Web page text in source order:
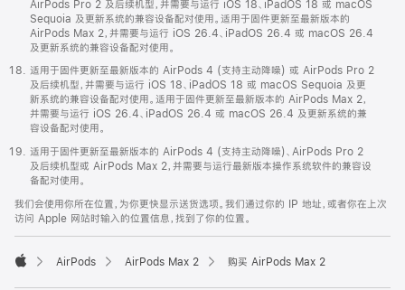
AirPods Pro 2 及后续机型，并需要与运行 iOS 18、iPadOS 18 或 macOS
Sequoia 及更新系统的兼容设备配对使用。适用于固件更新至最新版本的
AirPods Max 2，并需要与运行 iOS 26.4、iPadOS 26.4 或 macOS 26.4
及更新系统的兼容设备配对使用。
适用于固件更新至最新版本的 AirPods 4 (支持主动降噪) 或 AirPods Pro 2
及后续机型，并需要与运行 iOS 18、iPadOS 18 或 macOS Sequoia 及更
新系统的兼容设备配对使用。适用于固件更新至最新版本的 AirPods Max 2，
并需要与运行 iOS 26.4、iPadOS 26.4 或 macOS 26.4 及更新系统的兼
容设备配对使用。
适用于固件更新至最新版本的 AirPods 4 (支持主动降噪)、AirPods Pro 2
及后续机型或 AirPods Max 2，并需要与运行最新版本操作系统软件的兼容设
备配对使用。
我们会使用你所在位置，为你更快显示送货选项。我们通过你的 IP 地址，或者你在上次
访问 Apple 网站时输入的位置信息，找到了你的位置。
AirPods AirPods Max 2 购买 AirPods Max 2